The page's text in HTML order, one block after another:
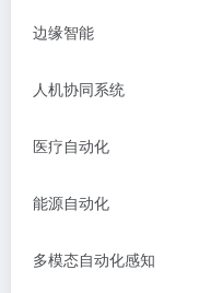
边缘智能
人机协同系统
医疗自动化
能源自动化
多模态自动化感知